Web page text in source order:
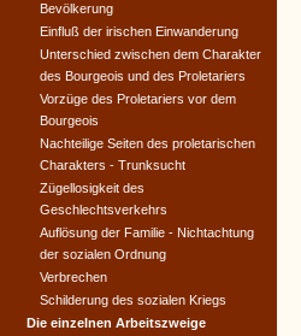
Bevölkerung
Einfluß der irischen Einwanderung
Unterschied zwischen dem Charakter
des Bourgeois und des Proletariers
Vorzüge des Proletariers vor dem
Bourgeois
Nachteilige Seiten des proletarischen
Charakters - Trunksucht
Zügellosigkeit des
Geschlechtsverkehrs
Auflösung der Familie - Nichtachtung
der sozialen Ordnung
Verbrechen
Schilderung des sozialen Kriegs
Die einzelnen Arbeitszweige